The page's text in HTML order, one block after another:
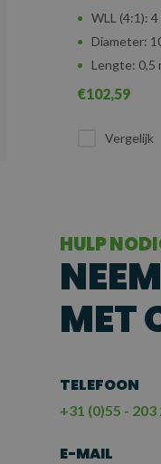
WLL (4:1):
Diameter:
Lengte: 0,5
€102,59
Vergelijk
HULP
MET
TELEFOON
+31 (0)55 - 203
E-MAIL